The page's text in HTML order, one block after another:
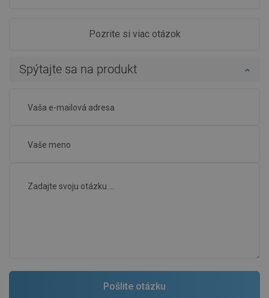
Pozrite si viac otázok
Spýtajte sa na produkt